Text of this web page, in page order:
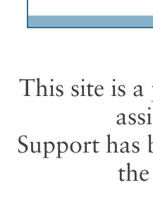
This site is
Support has
the